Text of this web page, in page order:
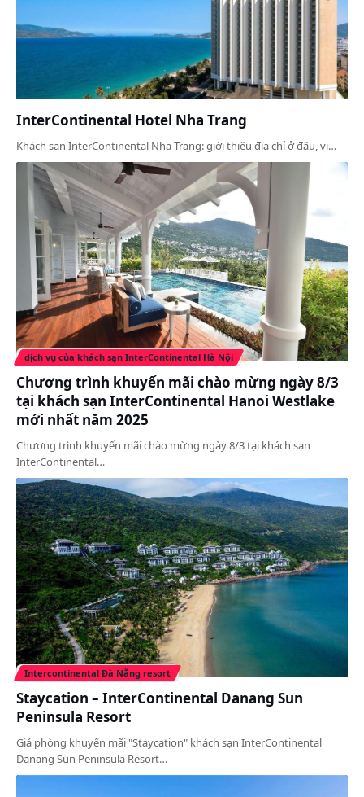
InterContinental Hotel Nha Trang
Khách sạn InterContinental Nha Trang: giới thiệu địa chỉ ở đâu, vị…
dịch vụ của khách sạn InterContinental Hà Nội
Chương trình khuyến mãi chào mừng ngày 8/3
tại khách sạn InterContinental Hanoi Westlake
mới nhất năm 2025
Chương trình khuyến mãi chào mừng ngày 8/3 tại khách sạn
InterContinental…
Intercontinental Đà Nẵng resort
Staycation – InterContinental Danang Sun
Peninsula Resort
Giá phòng khuyến mãi "Staycation" khách sạn InterContinental
Danang Sun Peninsula Resort…